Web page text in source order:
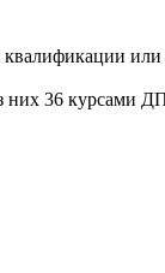
квалификации
из них 36